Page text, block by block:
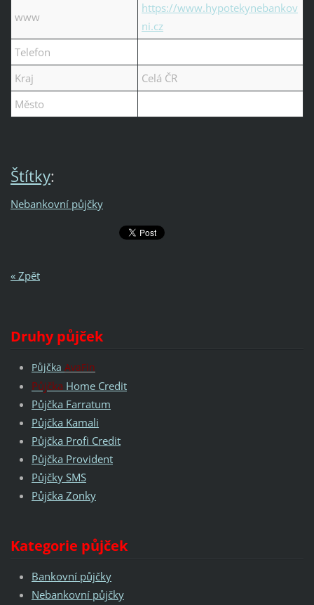
www
https://www.hypotekynebankov
ni.cz
Telefon
Kraj
Celá ČR
Město
Štítky:
Nebankovní půjčky
« Zpět
Druhy půjček
Půjčka AvaFin
Půjčka Home Credit
Půjčka Farratum
Půjčka Kamali
Půjčka Profi Credit
Půjčka Provident
Půjčky SMS
Půjčka Zonky
Kategorie půjček
Bankovní půjčky
Nebankovní půjčky